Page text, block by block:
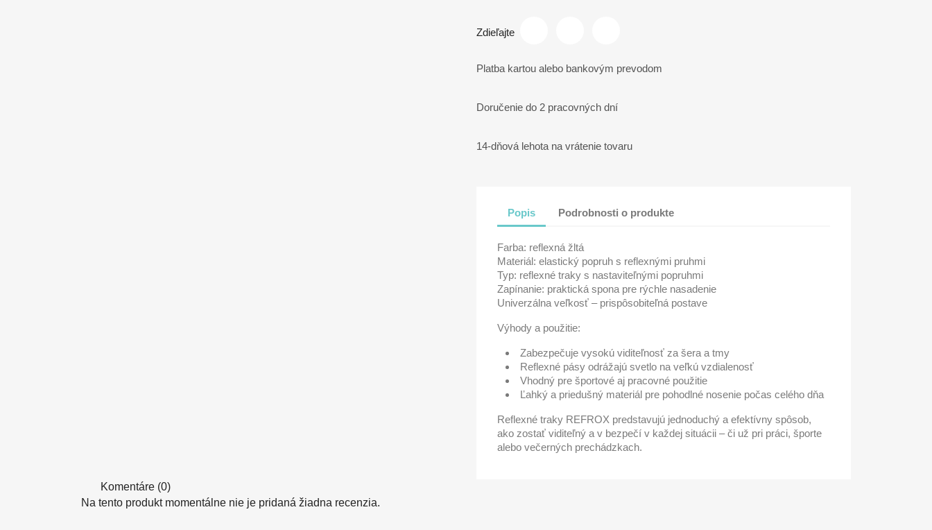
Zdieľajte
Platba kartou alebo bankovým prevodom
Doručenie do 2 pracovných dní
14-dňová lehota na vrátenie tovaru
Popis Podrobnosti o produkte
Farba: reflexná žltá
Materiál: elastický popruh s reflexnými pruhmi
Typ: reflexné traky s nastaviteľnými popruhmi
Zapínanie: praktická spona pre rýchle nasadenie
Univerzálna veľkosť – prispôsobiteľná postave
Výhody a použitie:
Zabezpečuje vysokú viditeľnosť za šera a tmy
Reflexné pásy odrážajú svetlo na veľkú vzdialenosť
Vhodný pre športové aj pracovné použitie
Ľahký a priedušný materiál pre pohodlné nosenie počas celého dňa
Reflexné traky REFROX predstavujú jednoduchý a efektívny spôsob,
ako zostať viditeľný a v bezpečí v každej situácii – či už pri práci, športe
alebo večerných prechádzkach.
Komentáre (0)
Na tento produkt momentálne nie je pridaná žiadna recenzia.